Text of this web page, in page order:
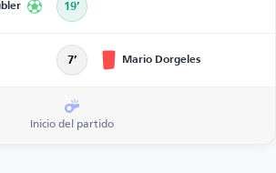
19’
7’ Mario Dorgeles
Inicio del partido